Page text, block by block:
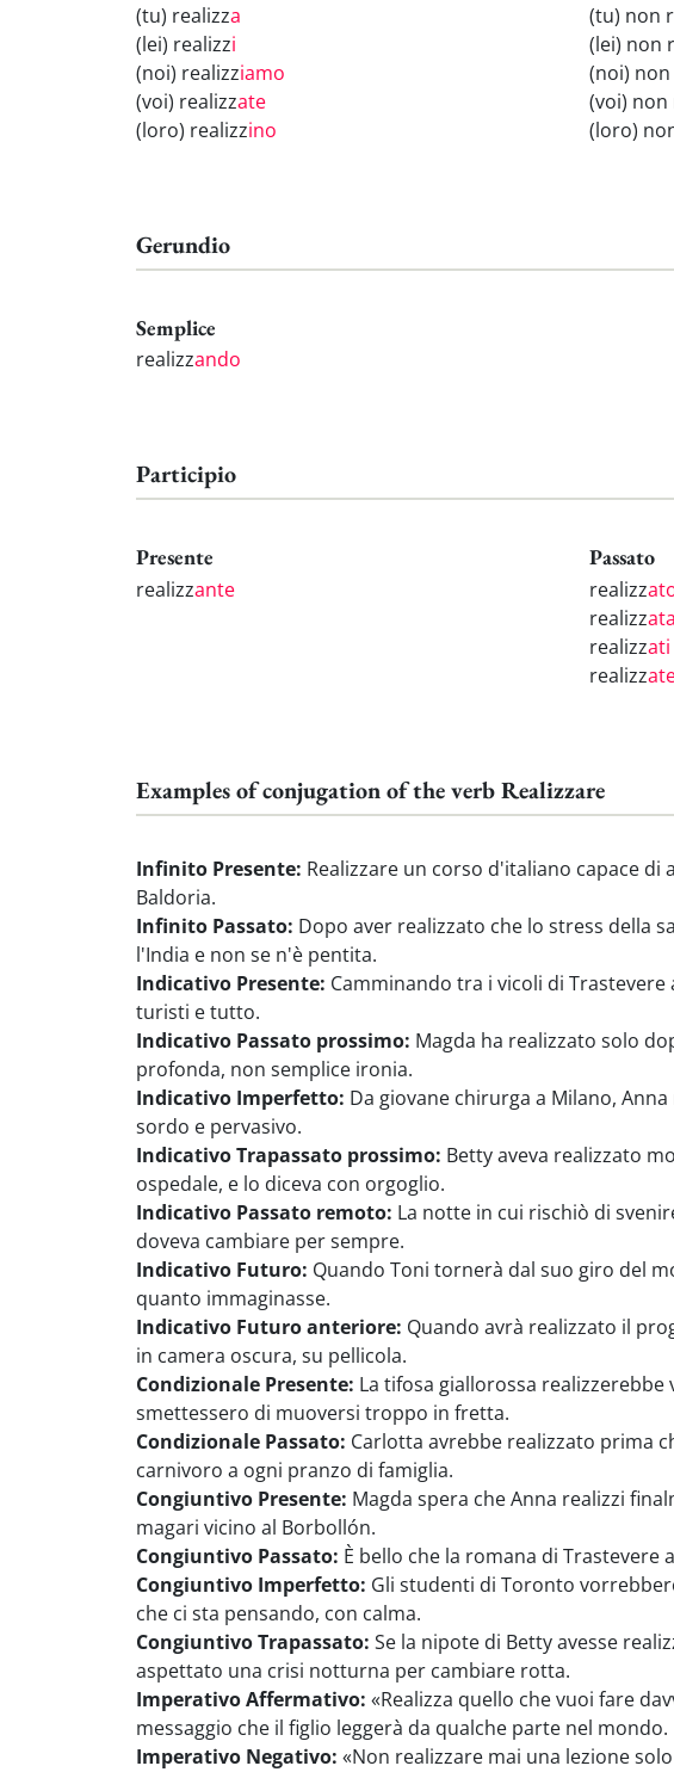
(tu) realizza
(lei) realizzi
(noi) realizziamo
(voi) realizzate
(loro) realizzino
(tu) non
(lei) non
(noi)
(voi) non
(loro)
Gerundio
Semplice
realizzando
Participio
Presente
realizzante
Passato
realizz
realizzata
realizzati
realizz
Examples of conjugation of the verb Realizzare
Infinito Presente: Realizzare un corso d'italiano capace di
Baldoria.
Infinito Passato: Dopo aver realizzato che lo stress della
l'India e non se n'è pentita.
Indicativo Presente: Camminando tra i vicoli di
turisti e tutto.
Indicativo Passato prossimo: Magda ha realizzato solo
profonda, non semplice ironia.
Indicativo Imperfetto: Da giovane chirurga a Milano,
sordo e pervasivo.
Indicativo Trapassato prossimo: Betty aveva realizzato
ospedale, e lo diceva con orgoglio.
Indicativo Passato remoto: La notte in cui rischiò di
doveva cambiare per sempre.
Indicativo Futuro: Quando Toni tornerà dal suo giro del
quanto immaginasse.
Indicativo Futuro anteriore: Quando avrà realizzato il
in camera oscura, su pellicola.
Condizionale Presente: La tifosa giallorossa
smettessero di muoversi troppo in fretta.
Condizionale Passato: Carlotta avrebbe realizzato prima
carnivoro a ogni pranzo di famiglia.
Congiuntivo Presente: Magda spera che Anna realizzi
magari vicino al Borbollón.
Congiuntivo Passato: È bello che la romana di
Congiuntivo Imperfetto: Gli studenti di Toronto
che ci sta pensando, con calma.
Congiuntivo Trapassato: Se la nipote di Betty avesse
aspettato una crisi notturna per cambiare rotta.
Imperativo Affermativo: «Realizza quello che vuoi fare
messaggio che il figlio leggerà da qualche parte nel mondo.
Imperativo Negativo: «Non realizzare mai una lezione